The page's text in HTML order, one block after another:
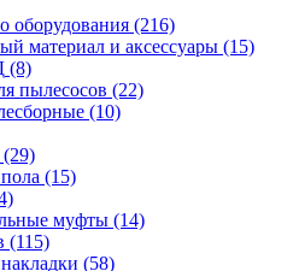
оборудования (216)
материал и аксессуары (15)
(8)
пылесосов (22)
(10)
(29)
(15)
муфты (14)
(115)
(58)